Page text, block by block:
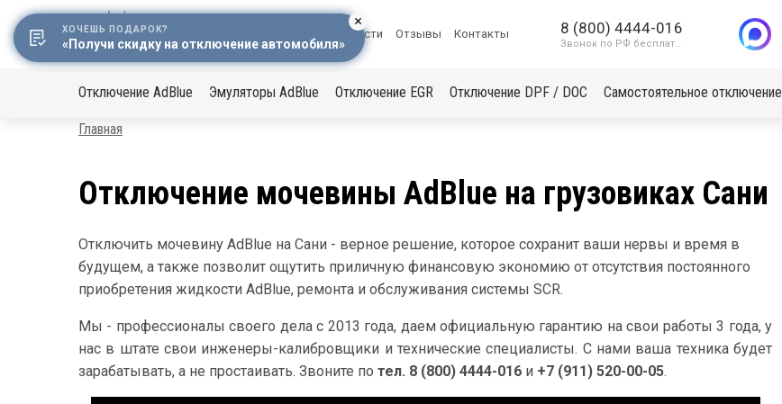
Меню
в
шапке
Новости Отзывы Контакты 8 (800) 4444-016
Звонок по РФ бесплатный
Основная
Отключение AdBlue Эмуляторы AdBlue Отключение EGR Отключение DPF / DOC Самостоятельное отключение
Строка
Главная
Отключение мочевины AdBlue на грузовиках Сани
Отключить мочевину AdBlue на Сани - верное решение, которое сохранит ваши нервы и время в
будущем, а также позволит ощутить приличную финансовую экономию от отсутствия постоянного
приобретения жидкости AdBlue, ремонта и обслуживания системы SCR.
Мы - профессионалы своего дела с 2013 года, даем официальную гарантию на свои работы 3 года, у
нас в штате свои инженеры-калибровщики и технические специалисты. С нами ваша техника будет
зарабатывать, а не простаивать. Звоните по тел. 8 (800) 4444-016 и +7 (911) 520-00-05.
ХОЧЕШЬ ПОДАРОК?
«Получи скидку на отключение автомобиля»